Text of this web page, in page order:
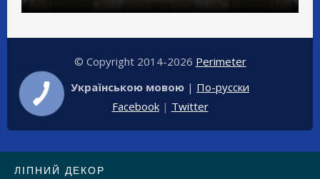
© Copyright 2014-2026 Perimeter
Українською мовою | По-русски
Facebook| Twitter
ЛІПНИЙ ДЕКОР